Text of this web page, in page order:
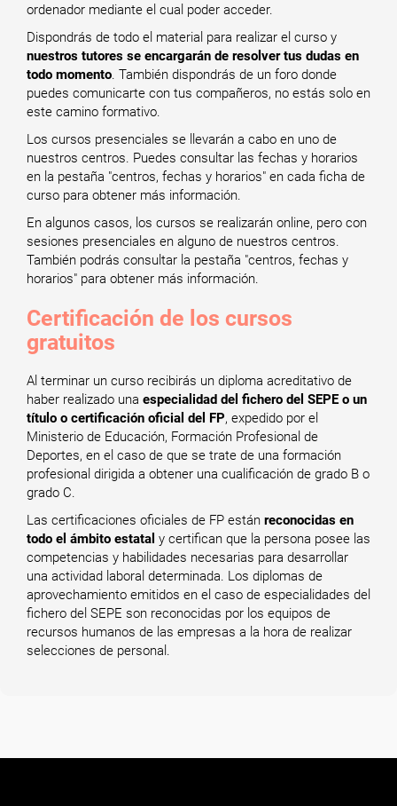
ordenador mediante el cual poder acceder.
Dispondrás de todo el material para realizar el curso y
nuestros tutores se encargarán de resolver tus dudas en
todo momento. También dispondrás de un foro donde
puedes comunicarte con tus compañeros, no estás solo en
este camino formativo.
Los cursos presenciales se llevarán a cabo en uno de
nuestros centros. Puedes consultar las fechas y horarios
en la pestaña "centros, fechas y horarios" en cada ficha de
curso para obtener más información.
En algunos casos, los cursos se realizarán online, pero con
sesiones presenciales en alguno de nuestros centros.
También podrás consultar la pestaña "centros, fechas y
horarios" para obtener más información.
Certificación de los cursos
gratuitos
Al terminar un curso recibirás un diploma acreditativo de
haber realizado una especialidad del fichero del SEPE o un
título o certificación oficial del FP, expedido por el
Ministerio de Educación, Formación Profesional de
Deportes, en el caso de que se trate de una formación
profesional dirigida a obtener una cualificación de grado B o
grado C.
Las certificaciones oficiales de FP están reconocidas en
todo el ámbito estatal y certifican que la persona posee las
competencias y habilidades necesarias para desarrollar
una actividad laboral determinada. Los diplomas de
aprovechamiento emitidos en el caso de especialidades del
fichero del SEPE son reconocidas por los equipos de
recursos humanos de las empresas a la hora de realizar
selecciones de personal.